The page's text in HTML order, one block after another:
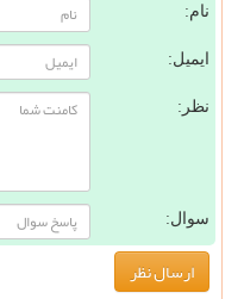
نام:
ایمیل:
نظر:
سوال: